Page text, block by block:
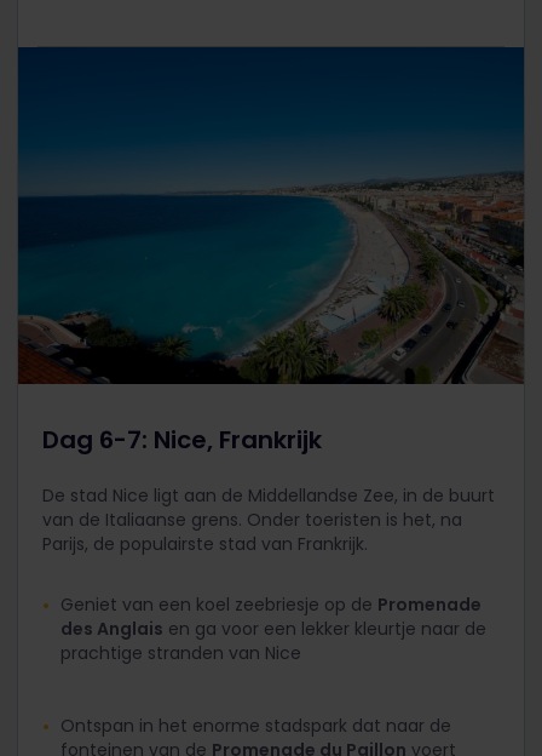
Dag 6-7: Nice, Frankrijk
De stad Nice ligt aan de Middellandse Zee, in de buurt
van de Italiaanse grens. Onder toeristen is het, na
Parijs, de populairste stad van Frankrijk.
Geniet van een koel zeebriesje op de Promenade
des Anglais en ga voor een lekker kleurtje naar de
prachtige stranden van Nice
Ontspan in het enorme stadspark dat naar de
fonteinen van de Promenade du Paillon voert